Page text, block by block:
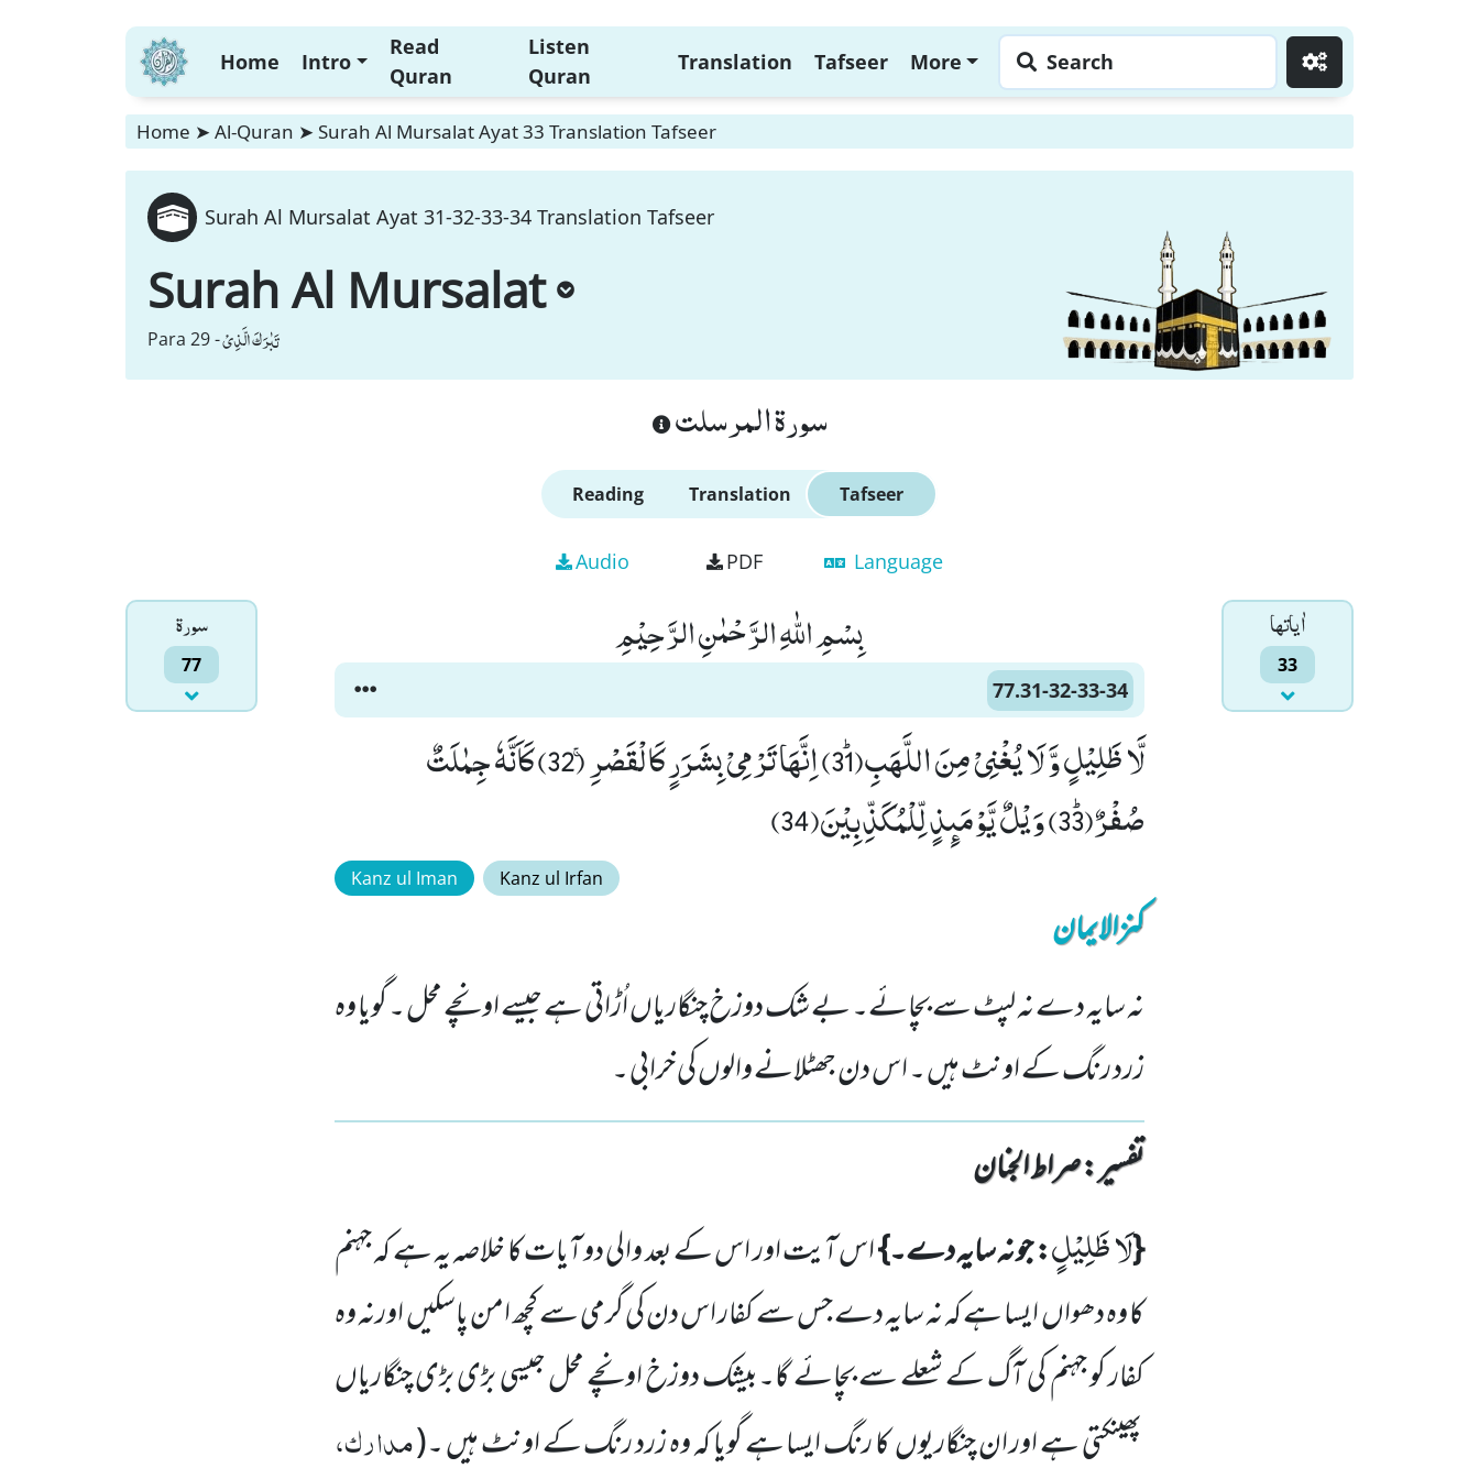
Home Intro
Read
Quran
Listen
Quran
Translation Tafseer More Search
Home ➤ Al-Quran ➤ Surah Al Mursalat Ayat 33 Translation Tafseer
Surah Al Mursalat Ayat 31-32-33-34 Translation Tafseer
Surah Al Mursalat
Para 29 -تَبٰرَكَ الَّذِیْ
سورة المرسلت
Reading Translation Tafseer
Audio PDF Language
سورۃ
77
اٰياتها
33
بِسْمِ اللّٰهِ الرَّحْمٰنِ الرَّحِیْمِ
77.31-32-33-34
لَّا ظَلِیْلٍ وَّ لَا یُغْنِیْ مِنَ اللَّهَبِﭤ(31) اِنَّهَا تَرْمِیْ بِشَرَرٍ كَالْقَصْرِۚ (32) كَاَنَّهٗ جِمٰلَتٌ
صُفْرٌﭤ(33) وَیْلٌ یَّوْمَىٕذٍ لِّلْمُكَذِّبِیْنَ(34)
Kanz ul Iman Kanz ul Irfan
کنزالایمان
نہ سایہ دے نہ لپٹ سے بچائے۔ بے شک دوزخ چنگاریاں اُڑاتی ہے جیسے اونچے محل ۔ گویا وہ
زرد رنگ کے اونٹ ہیں ۔ اس دن جھٹلانے والوں کی خرابی ۔
تفسیر : ‎صراط الجنان
{لَا ظَلِیْلٍ: جو نہ سایہ دے۔}اس آیت اور اس کے بعد والی دو آیات کا خلاصہ یہ ہے کہ جہنم
کا وہ دھواںایسا ہے کہ نہ سایہدے جس سے کفار اس دن کی گرمی سے کچھ امن پاسکیںاورنہ وہ
کفار کو جہنم کی آگ کے شعلے سے بچائے گا۔بیشک دوزخ اونچے محل جیسی بڑی بڑی چنگاریاں
پھینکتی ہے اور ان چنگاریوںکا رنگ ایسا ہے گویا کہ وہ زرد رنگ کے اونٹ ہیں ۔(مدارک،